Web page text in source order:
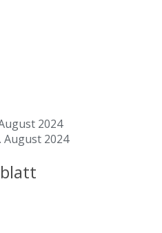
2024
August 2024